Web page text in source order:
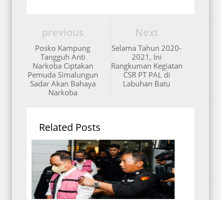
Next
Selama Tahun 2020-
2021, Ini
Rangkuman Kegiatan
CSR PT PAL di
Labuhan Batu
previous
Posko Kampung
Tangguh Anti
Narkoba Ciptakan
Pemuda Simalungun
Sadar Akan Bahaya
Narkoba
Related Posts